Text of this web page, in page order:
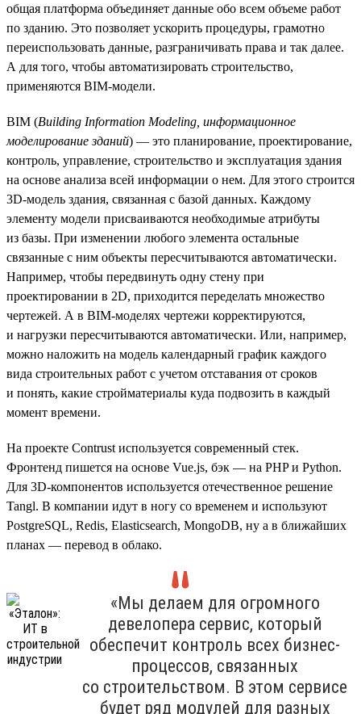
общая платформа объединяет данные обо всем объеме работ
по зданию. Это позволяет ускорить процедуры, грамотно
переиспользовать данные, разграничивать права и так далее.
А для того, чтобы автоматизировать строительство,
применяются BIM-модели.
BIM (Building Information Modeling, информационное
моделирование зданий) — это планирование, проектирование,
контроль, управление, строительство и эксплуатация здания
на основе анализа всей информации о нем. Для этого строится
3D-модель здания, связанная с базой данных. Каждому
элементу модели присваиваются необходимые атрибуты
из базы. При изменении любого элемента остальные
связанные с ним объекты пересчитываются автоматически.
Например, чтобы передвинуть одну стену при
проектировании в 2D, приходится переделать множество
чертежей. А в BIM-моделях чертежи корректируются,
и нагрузки пересчитываются автоматически. Или, например,
можно наложить на модель календарный график каждого
вида строительных работ с учетом отставания от сроков
и понять, какие стройматериалы куда подвозить в каждый
момент времени.
На проекте Contrust используется современный стек.
Фронтенд пишется на основе Vue.js, бэк — на PHP и Python.
Для 3D-компонентов используется отечественное решение
Tangl. В компании идут в ногу со временем и используют
PostgreSQL, Redis, Elasticsearch, MongoDB, ну а в ближайших
планах — перевод в облако.
«Мы делаем для огромного
девелопера сервис, который
обеспечит контроль всех бизнес-
процессов, связанных
со строительством. В этом сервисе
будет ряд модулей для разных